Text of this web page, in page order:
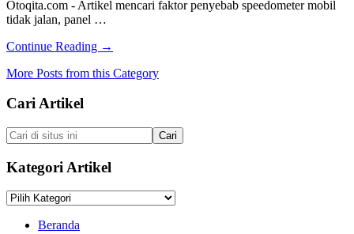
Knalpot
Saat
Pagi
Hari
Otoqita.com - Artikel mencari faktor penyebab speedometer mobil
tidak jalan, panel …
Continue Reading about
Penyebab
Jalan
→
More Posts from this Category
Footer
Cari Artikel
Cari
di
situs
ini
Kategori Artikel
Kategori
Beranda